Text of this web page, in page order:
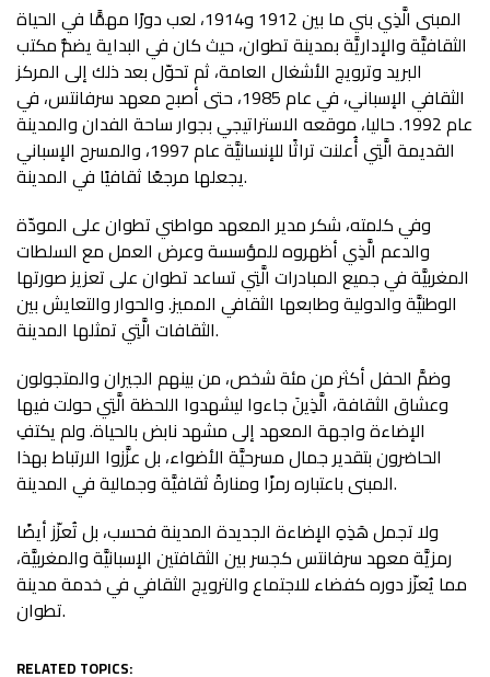
المبنى الَّذِي بني ما بين 1912 و1914، لعب دورًا مهمًّا في الحياة
الثقافيَّة والإداريَّة بمدينة تطوان، حيث كان في البداية يضمُّ مكتب
البريد وترويج الأشغال العامة، ثم تحوّل بعد ذلك إلى المركز
الثقافي الإسباني، في عام 1985، حتى أصبح معهد سرفانتس، في
عام 1992. حاليا، موقعه الاستراتيجي بجوار ساحة الفدان والمدينة
القديمة الَّتِي أُعلنت تراثًا للإنسانيَّة عام 1997، والمسرح الإسباني
يجعلها مرجعًا ثقافيًا في المدينة.
وفي كلمته، شكر مدير المعهد مواطني تطوان على المودّة
والدعم الَّذِي أظهروه للمؤسسة وعرض العمل مع السلطات
المغربيَّة في جميع المبادرات الَّتِي تساعد تطوان على تعزيز صورتها
الوطنيَّة والدولية وطابعها الثقافي المميز. والحوار والتعايش بين
الثقافات الَّتِي تمثلها المدينة.
وضمَّ الحفل أكثر من مئة شخص، من بينهم الجيران والمتجولون
وعشاق الثقافة، الَّذِينَ جاءوا ليشهدوا اللحظة الَّتِي حولت فيها
الإضاءة واجهة المعهد إلى مشهد نابض بالحياة. ولم يكتفِ
الحاضرون بتقدير جمال مسرحيَّة الأضواء، بل عزَّزوا الارتباط بهذا
المبنى باعتباره رمزًا ومنارةً ثقافيَّة وجمالية في المدينة.
ولا تجمل هَذِهِ الإضاءة الجديدة المدينة فحسب، بل تُعزّز أيضًا
رمزيَّة معهد سرفانتس كجسر بين الثقافتين الإسبانيَّة والمغربيَّة،
مما يُعزّز دوره كفضاء للاجتماع والترويج الثقافي في خدمة مدينة
تطوان.
RELATED TOPICS: